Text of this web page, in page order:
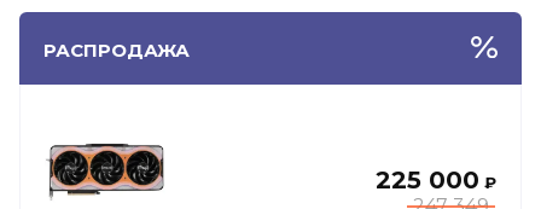
РАСПРОДАЖА
225 000 ₽